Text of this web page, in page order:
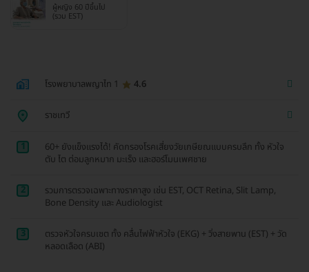
ผู้หญิง 60 ปีขึ้นไป
(รวม EST)
โรงพยาบาลพญาไท 1 4.6
ราชเทวี
1
60+ ยังแข็งแรงได้! คัดกรองโรคเสี่ยงวัยเกษียณแบบครบลึก ทั้ง หัวใจ
ตับ ไต ต่อมลูกหมาก มะเร็ง และฮอร์โมนเพศชาย
2
รวมการตรวจเฉพาะทางราคาสูง เช่น EST, OCT Retina, Slit Lamp,
Bone Density และ Audiologist
3
ตรวจหัวใจครบเซต ทั้ง คลื่นไฟฟ้าหัวใจ (EKG) + วิ่งสายพาน (EST) + วัด
หลอดเลือด (ABI)